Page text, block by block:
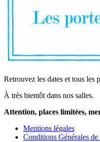
Retrouvez les dates et tous les
À très bientôt dans nos salles.
Attention, places limitées,
Mentions légales
Conditions Générales de